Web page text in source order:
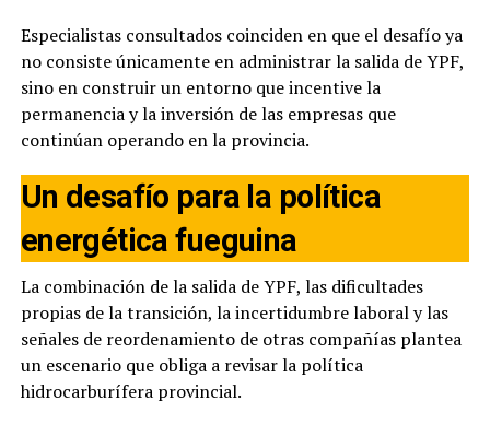
Especialistas consultados coinciden en que el desafío ya
no consiste únicamente en administrar la salida de YPF,
sino en construir un entorno que incentive la
permanencia y la inversión de las empresas que
continúan operando en la provincia.
Un desafío para la política
energética fueguina
La combinación de la salida de YPF, las dificultades
propias de la transición, la incertidumbre laboral y las
señales de reordenamiento de otras compañías plantea
un escenario que obliga a revisar la política
hidrocarburífera provincial.